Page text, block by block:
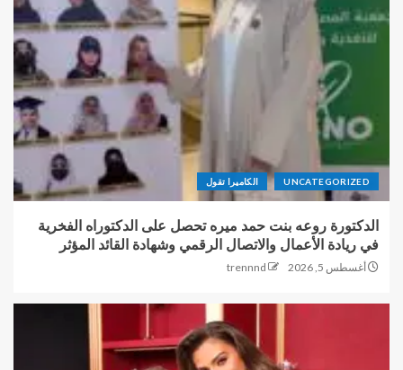
UNCATEGORIZED الكاميرا تقول
الدكتورة روعه بنت حمد ميره تحصل على الدكتوراه الفخرية
في ريادة الأعمال والاتصال الرقمي وشهادة القائد المؤثر
أغسطس 5, 2026 trennnd